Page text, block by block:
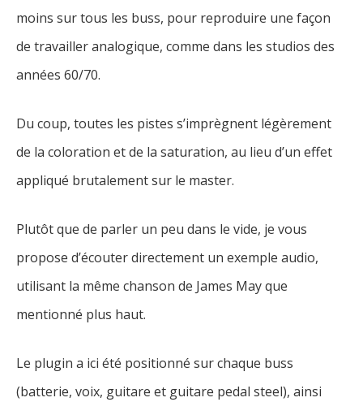
moins sur tous les buss, pour reproduire une façon
de travailler analogique, comme dans les studios des
années 60/70.
Du coup, toutes les pistes s’imprègnent légèrement
de la coloration et de la saturation, au lieu d’un effet
appliqué brutalement sur le master.
Plutôt que de parler un peu dans le vide, je vous
propose d’écouter directement un exemple audio,
utilisant la même chanson de James May que
mentionné plus haut.
Le plugin a ici été positionné sur chaque buss
(batterie, voix, guitare et guitare pedal steel), ainsi